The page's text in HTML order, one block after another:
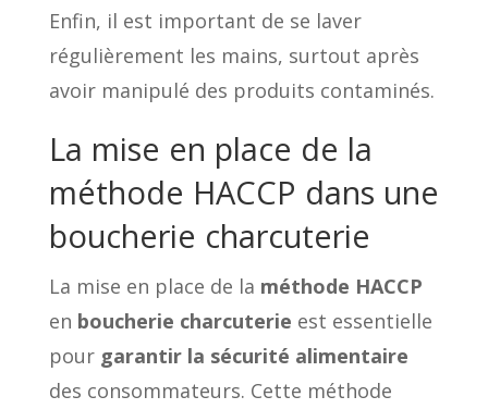
Enfin, il est important de se laver
régulièrement les mains, surtout après
avoir manipulé des produits contaminés.
La mise en place de la
méthode HACCP dans une
boucherie charcuterie
La mise en place de la méthode HACCP
en boucherie charcuterie est essentielle
pour garantir la sécurité alimentaire
des consommateurs. Cette méthode